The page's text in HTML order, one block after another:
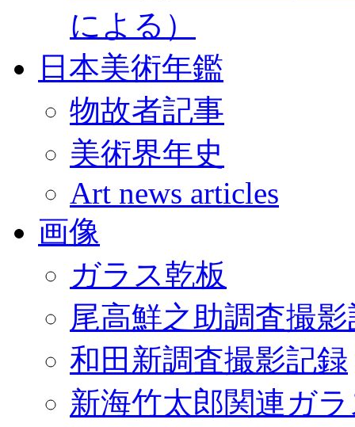
による）
日本美術年鑑
物故者記事
美術界年史
Art news articles
画像
ガラス乾板
尾高鮮之助調査撮
和田新調査撮影記録
新海竹太郎関連ガ